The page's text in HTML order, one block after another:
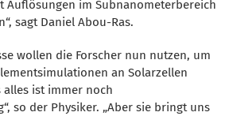
Auflösungen im Subnanometerbereich
sagt Daniel Abou-Ras.
wollen die Forscher nun nutzen, um
an Solarzellen
alles ist immer noch
so der Physiker. „Aber sie bringt uns